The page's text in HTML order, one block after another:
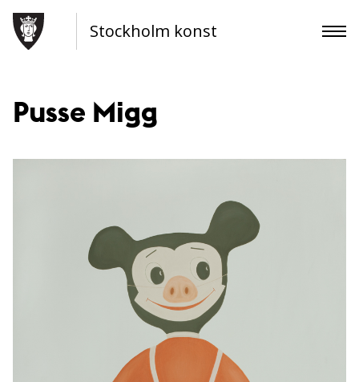
Stockholm konst
Pusse Migg